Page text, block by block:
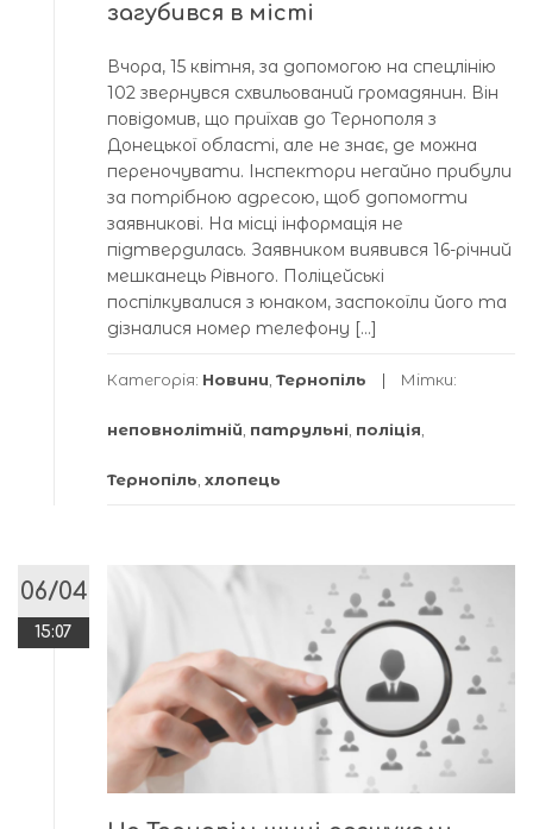
загубився в місті
Вчора, 15 квітня, за допомогою на спецлінію
102 звернувся схвильований громадянин. Він
повідомив, що приїхав до Тернополя з
Донецької області, але не знає, де можна
переночувати. Інспектори негайно прибули
за потрібною адресою, щоб допомогти
заявникові. На місці інформація не
підтвердилась. Заявником виявився 16-річний
мешканець Рівного. Поліцейські
поспілкувалися з юнаком, заспокоїли його та
дізналися номер телефону […]
Категорія: Новини, Тернопіль Мітки:
неповнолітній, патрульні, поліція,
Тернопіль, хлопець
06/04
15:07